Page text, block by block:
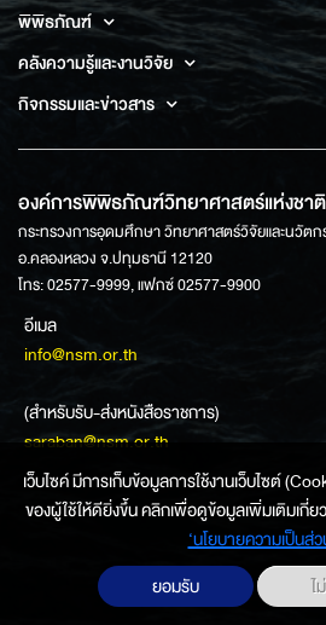
พิพิธภัณฑ์
คลังความรู้และงานวิจัย
กิจกรรมและข่าวสาร
องค์การพิพิธภัณฑ์วิทยาศาสตร์แห่งชาติ
กระทรวงการอุดมศึกษา วิทยาศาสตร์วิจัยและนวัต
อ.คลองหลวง จ.ปทุมธานี 12120
โทร: 02577-9999, แฟกซ์ 02577-9900
อีเมล
info@nsm.or.th
(สำหรับรับ-ส่งหนังสือราชการ)
saraban@nsm.or.th
เว็บไซค์ มีการเก็บข้อมูลการใช้งานเว็บไซต์
ของผู้ใช้ให้ดียิ่งขึ้น คลิกเพื่อดูข้อมูลเพิ่มเติมเกี่ย
‘นโยบายความเป็นส่
ยอมรับ
ไ